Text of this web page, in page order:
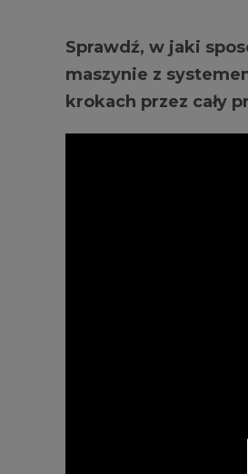
Sprawdź, w jaki
maszynie z
krokach przez cały